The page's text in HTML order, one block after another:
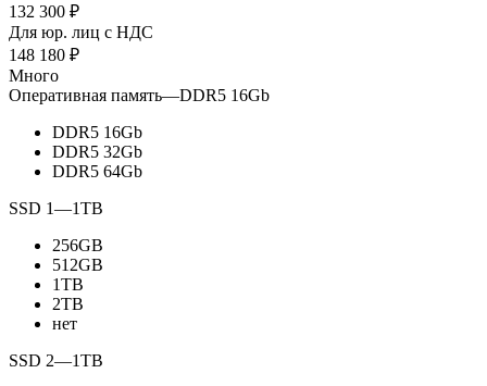
132 300 ₽
Для юр. лиц c НДС
148 180 ₽
Много
Оперативная память—DDR5 16Gb
DDR5 16Gb
DDR5 32Gb
DDR5 64Gb
SSD 1—1TB
256GB
512GB
1TB
2TB
нет
SSD 2—1TB